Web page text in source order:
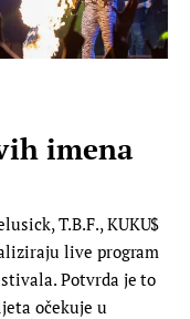
imena
T.B.F., KUKU$
live program
Potvrda je to
očekuje u